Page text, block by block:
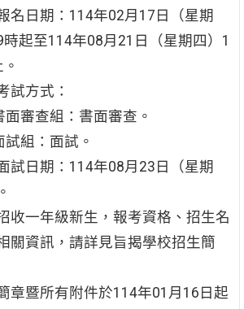
名日期：114年02月17日（星期
時起至114年08月21日（星期四）1
試方式：
面審查組：書面審查。
試組：面試。
試日期：114年08月23日（星期
收一年級新生，報考資格、招生名
關資訊，請詳見旨揭學校招生簡
章暨所有附件於114年01月16日起